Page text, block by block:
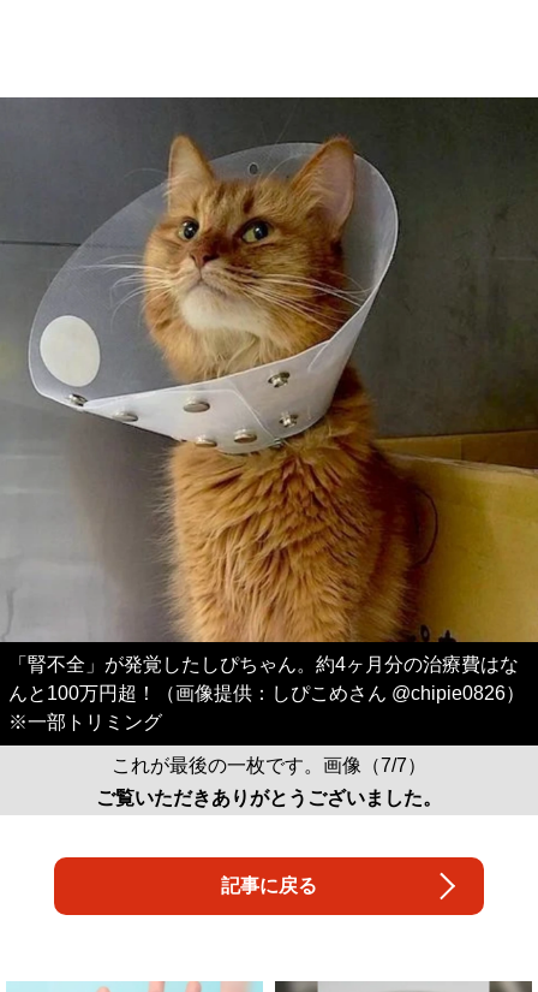
「腎不全」が発覚したしぴちゃん。約4ヶ月分の治療費はな
んと100万円超！（画像提供：しぴこめさん @chipie0826）
※一部トリミング
これが最後の一枚です。画像（7/7）
ご覧いただきありがとうございました。
記事に戻る